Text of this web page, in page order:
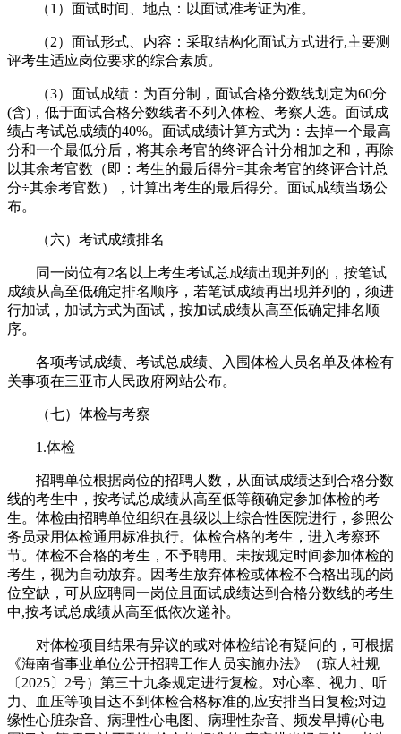
（1）面试时间、地点：以面试准考证为准。
（2）面试形式、内容：采取结构化面试方式进行,主要测
评考生适应岗位要求的综合素质。
（3）面试成绩：为百分制，面试合格分数线划定为60分
(含)，低于面试合格分数线者不列入体检、考察人选。面试成
绩占考试总成绩的40%。面试成绩计算方式为：去掉一个最高
分和一个最低分后，将其余考官的终评合计分相加之和，再除
以其余考官数（即：考生的最后得分=其余考官的终评合计总
分÷其余考官数），计算出考生的最后得分。面试成绩当场公
布。
（六）考试成绩排名
同一岗位有2名以上考生考试总成绩出现并列的，按笔试
成绩从高至低确定排名顺序，若笔试成绩再出现并列的，须进
行加试，加试方式为面试，按加试成绩从高至低确定排名顺
序。
各项考试成绩、考试总成绩、入围体检人员名单及体检有
关事项在三亚市人民政府网站公布。
（七）体检与考察
1.体检
招聘单位根据岗位的招聘人数，从面试成绩达到合格分数
线的考生中，按考试总成绩从高至低等额确定参加体检的考
生。体检由招聘单位组织在县级以上综合性医院进行，参照公
务员录用体检通用标准执行。体检合格的考生，进入考察环
节。体检不合格的考生，不予聘用。未按规定时间参加体检的
考生，视为自动放弃。因考生放弃体检或体检不合格出现的岗
位空缺，可从应聘同一岗位且面试成绩达到合格分数线的考生
中,按考试总成绩从高至低依次递补。
对体检项目结果有异议的或对体检结论有疑问的，可根据
《海南省事业单位公开招聘工作人员实施办法》（琼人社规
〔2025〕2号）第三十九条规定进行复检。对心率、视力、听
力、血压等项目达不到体检合格标准的,应安排当日复检;对边
缘性心脏杂音、病理性心电图、病理性杂音、频发早搏(心电